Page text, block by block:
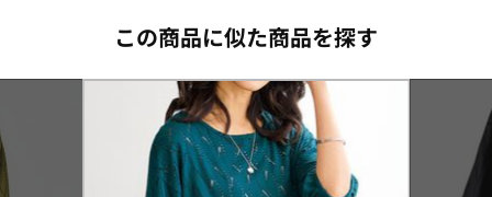
この商品に似た商品を探す